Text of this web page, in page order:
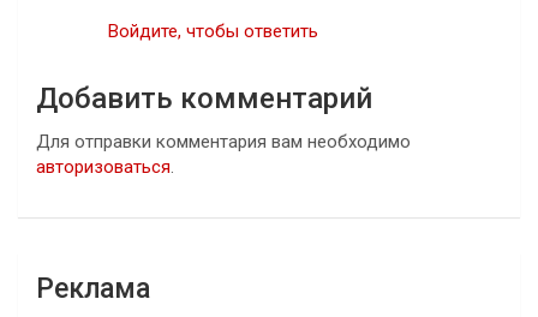
Войдите, чтобы ответить
Добавить комментарий
Для отправки комментария вам необходимо
авторизоваться.
Реклама